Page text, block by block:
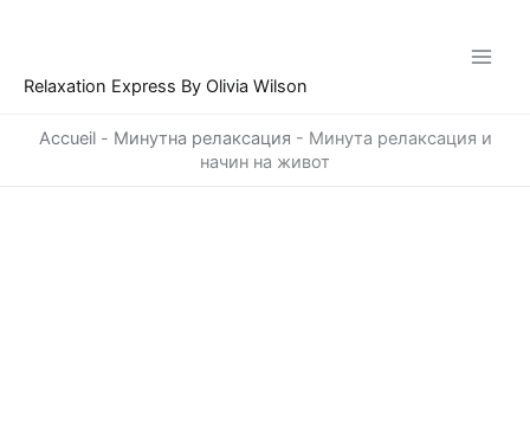
Relaxation Express By Olivia Wilson
Accueil- Минутна релаксация - Минута релаксация и
начин на живот